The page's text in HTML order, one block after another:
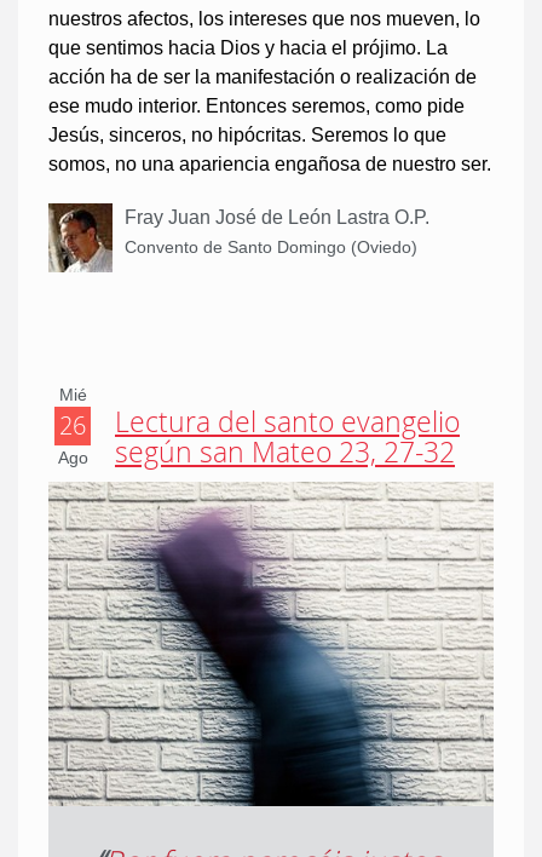
nuestros afectos, los intereses que nos mueven, lo
que sentimos hacia Dios y hacia el prójimo. La
acción ha de ser la manifestación o realización de
ese mudo interior. Entonces seremos, como pide
Jesús, sinceros, no hipócritas. Seremos lo que
somos, no una apariencia engañosa de nuestro ser.
Fray Juan José de León Lastra O.P.
Convento de Santo Domingo (Oviedo)
Mié
26
Ago
Lectura del santo evangelio
según san Mateo 23, 27-32